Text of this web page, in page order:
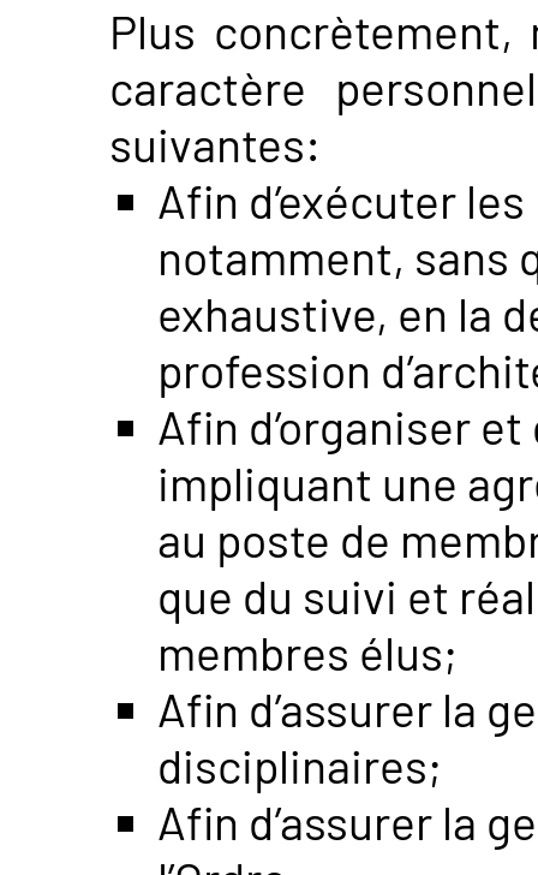
Plus
caractère
suivantes:
Afin d’exécuter
notamment, sans
exhaustive, en la
profession
Afin d’organiser
impliquant une
au poste de
que du suivi et
membres élus;
Afin d’assurer la
disciplinaires;
Afin d’assurer la